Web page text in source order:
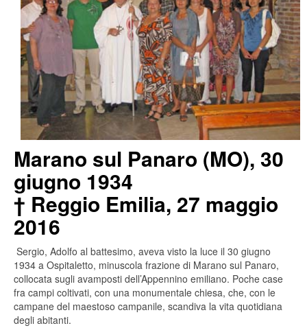
Marano sul Panaro (MO), 30
giugno 1934
† Reggio Emilia, 27 maggio
2016
Sergio, Adolfo al battesimo, aveva visto la luce il 30 giugno
1934 a Ospitaletto, minuscola frazione di Marano sul Panaro,
collocata sugli avamposti dell’Appennino emiliano. Poche case
fra campi coltivati, con una monumentale chiesa, che, con le
campane del maestoso campanile, scandiva la vita quotidiana
degli abitanti.